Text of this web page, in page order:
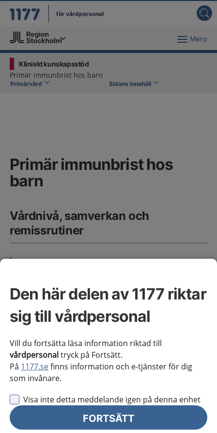
Den här delen av 1177 riktar
sig till vårdpersonal
Vill du fortsätta läsa information riktad till
vårdpersonaltryck på Fortsätt.
På 1177.sefinns information och e-tjänster för dig
som invånare.
Visa inte detta meddelande igen på denna enhet
FORTSÄTT
för vårdpersonal
Du har valt region Meny
Kliniskt kunskapsstöd
Primär immunbrist hos barn
Primärvård Sidans innehåll
Primär immunbrist hos
barn
Vårdnivå, samverkan och
remissrutiner
För Region Stockholm
Kunskapsstöd anpassade för primärvården i
Region Stockholm hittar du på Viss.nu
Omfattning av kunskapsstödet
immunbristsjukdom (PID) hos barn. Numera kallas
det medfödda avvikelser i immunförsvaret (Inborn
Errors of Immunity - IEI).